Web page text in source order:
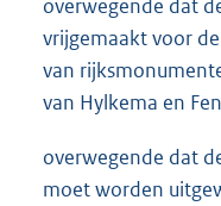
overwegende dat
vrijgemaakt voor
van
van Hylkema en
overwegende dat
moet worden